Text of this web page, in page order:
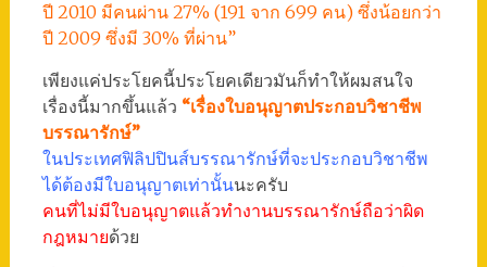
ปี 2010 มีคนผ่าน 27% (191 จาก 699 คน) ซึ่งน้อยกว่า
ปี 2009 ซึ่งมี 30% ที่ผ่าน”
เพียงแค่ประโยคนี้ประโยคเดียวมันก็ทำให้ผมสนใจ
เรื่องนี้มากขึ้นแล้ว “เรื่องใบอนุญาตประกอบวิชาชีพ
บรรณารักษ์”
ในประเทศฟิลิปปินส์บรรณารักษ์ที่จะประกอบวิชาชีพ
ได้ต้องมีใบอนุญาตเท่านั้นนะครับ
คนที่ไม่มีใบอนุญาตแล้วทำงานบรรณารักษ์ถือว่าผิด
กฎหมายด้วย